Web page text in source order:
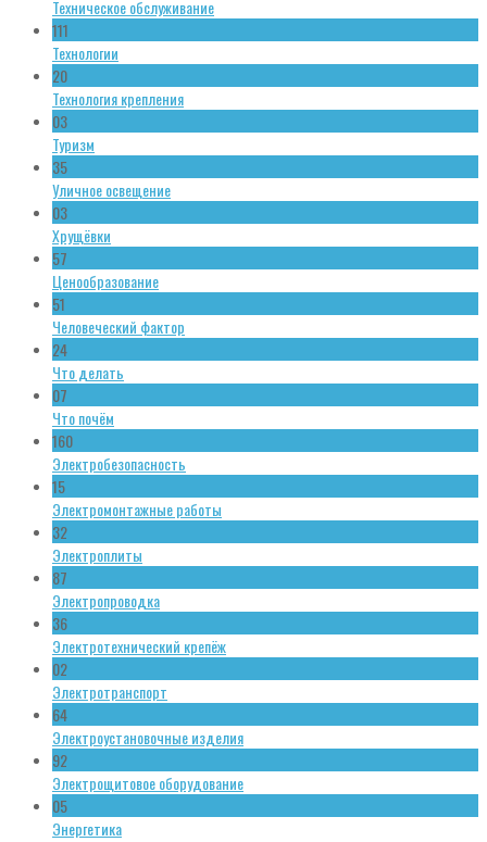
Техническое обслуживание
111
Технологии
20
Технология крепления
03
Туризм
35
Уличное освещение
03
Хрущёвки
57
Ценообразование
51
Человеческий фактор
24
Что делать
07
Что почём
160
Электробезопасность
15
Электромонтажные работы
32
Электроплиты
87
Электропроводка
36
Электротехнический крепёж
02
Электротранспорт
64
Электроустановочные изделия
92
Электрощитовое оборудование
05
Энергетика